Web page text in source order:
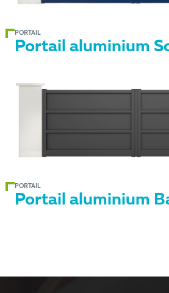
PORTAIL
Portail aluminium
PORTAIL
Portail aluminium